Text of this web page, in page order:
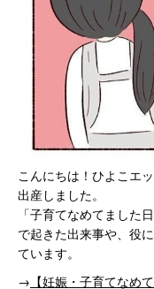
こんにちは！ひよこエ
出産しました。
「子育てなめてました
で起きた出来事や、役
ています。
→ 【妊娠・子育てなめ